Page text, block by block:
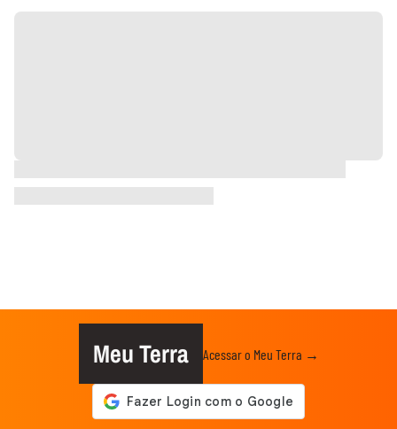
Meu Terra Acessar o Meu Terra →